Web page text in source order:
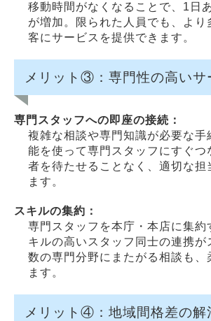
移動時間がなくなることで、1日
が増加。限られた人員でも、より
客にサービスを提供できます。
メリット③：専門性の高いサ
専門スタッフへの即座の接続：
複雑な相談や専門知識が必要な手
能を使って専門スタッフにすぐつ
者を待たせることなく、適切な担
ます。
スキルの集約：
専門スタッフを本庁・本店に集約
キルの高いスタッフ同士の連携が
数の専門分野にまたがる相談も、
ます。
メリット④：地域間格差の解